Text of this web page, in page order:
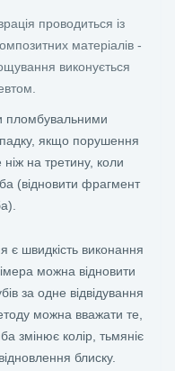
проводиться із
матеріалів -
виконується
пломбувальними
якщо порушення
ніж на третину, коли
(відновити фрагмент
швидкість виконання
можна відновити
за одне відвідування
можна вважати те,
змінює колір, тьмяніє
блиску.